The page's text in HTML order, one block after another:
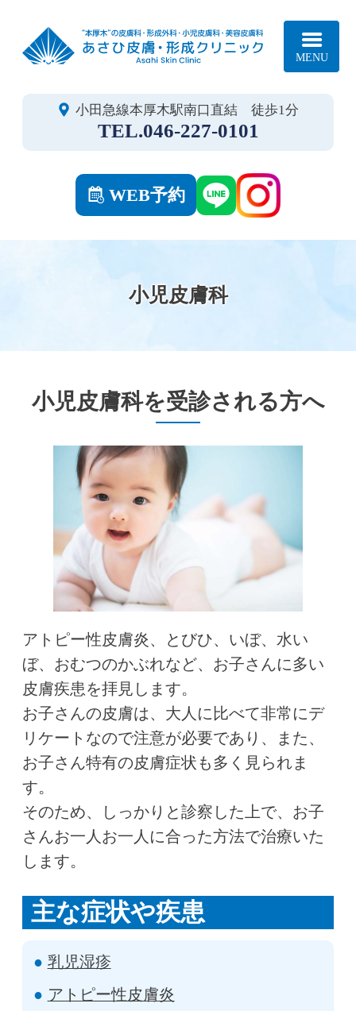
小田急線本厚木駅南口直結 徒歩1分
046-227-0101
WEB予約
小児皮膚科
小児皮膚科を受診される方へ
アトピー性皮膚炎、とびひ、いぼ、水い
ぼ、おむつのかぶれなど、お子さんに多い
皮膚疾患を拝見します。
お子さんの皮膚は、大人に比べて非常にデ
リケートなので注意が必要であり、また、
お子さん特有の皮膚症状も多く見られま
す。
そのため、しっかりと診察した上で、お子
さんお一人お一人に合った方法で治療いた
します。
主な症状や疾患
乳児湿疹
アトピー性皮膚炎